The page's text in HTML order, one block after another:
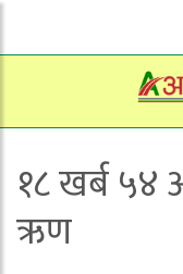
१८ खर्ब ५४
ऋण